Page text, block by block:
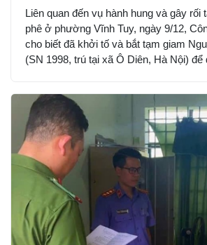
Liên quan đến vụ hành hung và gây rối
phê ở phường Vĩnh Tuy, ngày 9/12,
cho biết đã khởi tố và bắt tạm giam
(SN 1998, trú tại xã Ô Diên, Hà Nội) để